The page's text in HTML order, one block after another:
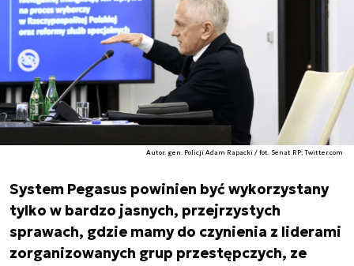
Autor. gen. Policji Adam Rapacki / fot. Senat RP; Twitter.com
System Pegasus powinien być wykorzystany
tylko w bardzo jasnych, przejrzystych
sprawach, gdzie mamy do czynienia z liderami
zorganizowanych grup przestępczych, ze